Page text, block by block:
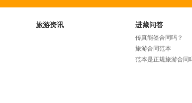
旅游资讯 进藏问答
传真能签合同吗？
旅游合同范本
范本是正规旅游合同